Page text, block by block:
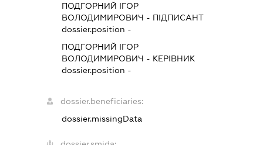
ПОДГОРНИЙ ІГОР
ВОЛОДИМИРОВИЧ - ПІДПИСАНТ
dossier.position -
ПОДГОРНИЙ ІГОР
ВОЛОДИМИРОВИЧ - КЕРІВНИК
dossier.position -
dossier.beneficiaries:
dossier.missingData